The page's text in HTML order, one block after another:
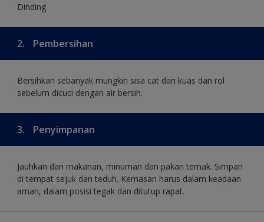
Dinding
2. Pembersihan
Bersihkan sebanyak mungkin sisa cat dari kuas dan rol
sebelum dicuci dengan air bersih.
3. Penyimpanan
Jauhkan dari makanan, minuman dan pakan ternak. Simpan
di tempat sejuk dan teduh. Kemasan harus dalam keadaan
aman, dalam posisi tegak dan ditutup rapat.